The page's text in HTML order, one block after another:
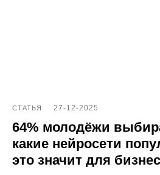
СТАТЬЯ 27-12-2025
64% молодёжи
какие нейросети
это значит для